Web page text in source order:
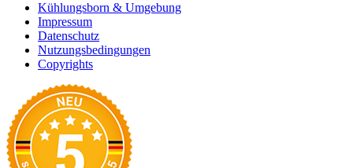
Kühlungsborn & Umgebung
Impressum
Datenschutz
Nutzungsbedingungen
Copyrights